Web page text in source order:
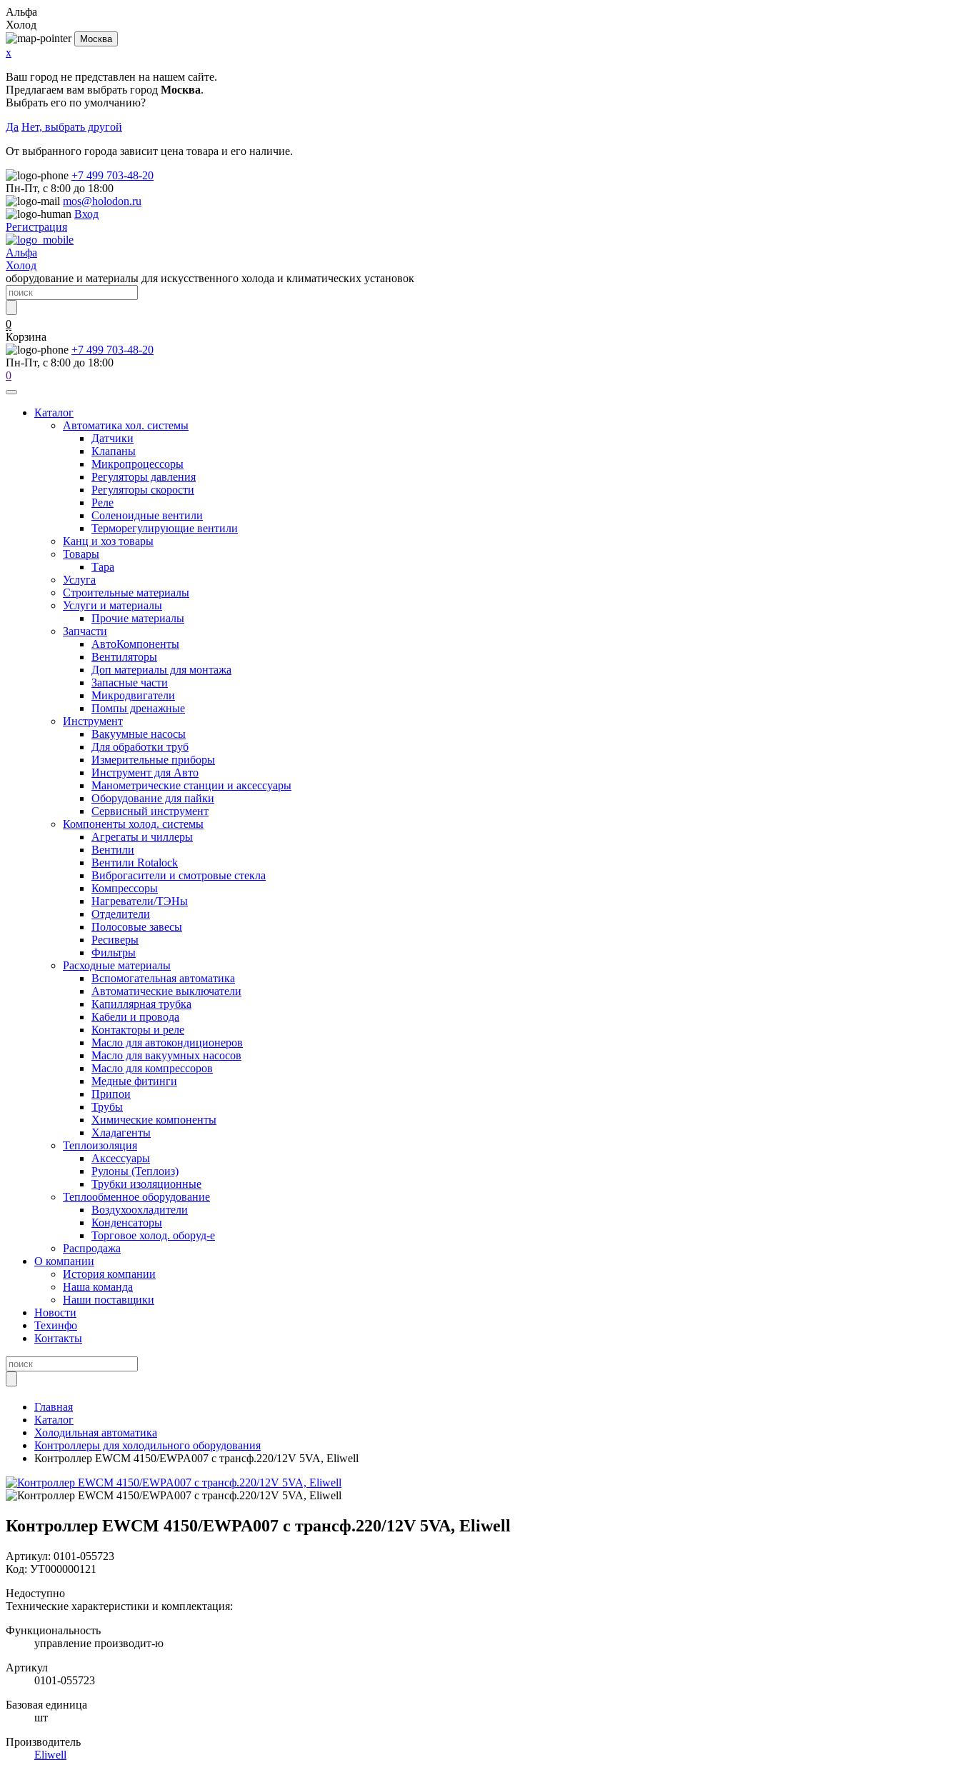
Альфа
Холод
Москва
x
Ваш город не представлен на нашем сайте.
Предлагаем вам выбрать город Москва.
Выбрать его по умолчанию?
Да Нет, выбрать другой
От выбранного города зависит цена товара и его наличие.
+7 499 703-48-20
Пн-Пт, с 8:00 до 18:00
mos@holodon.ru
Вход
Регистрация
Альфа
Холод
оборудование и материалы для искусственного холода и климатических установок
0
Корзина
+7 499 703-48-20
Пн-Пт, с 8:00 до 18:00
0
Каталог
Автоматика хол. системы
Датчики
Клапаны
Микропроцессоры
Регуляторы давления
Регуляторы скорости
Реле
Соленоидные вентили
Терморегулирующие вентили
Канц и хоз товары
Товары
Тара
Услуга
Строительные материалы
Услуги и материалы
Прочие материалы
Запчасти
АвтоКомпоненты
Вентиляторы
Доп материалы для монтажа
Запасные части
Микродвигатели
Помпы дренажные
Инструмент
Вакуумные насосы
Для обработки труб
Измерительные приборы
Инструмент для Авто
Манометрические станции и аксессуары
Оборудование для пайки
Сервисный инструмент
Компоненты холод. системы
Агрегаты и чиллеры
Вентили
Вентили Rotalock
Виброгасители и смотровые стекла
Компрессоры
Нагреватели/ТЭНы
Отделители
Полосовые завесы
Ресиверы
Фильтры
Расходные материалы
Вспомогательная автоматика
Автоматические выключатели
Капиллярная трубка
Кабели и провода
Контакторы и реле
Масло для автокондиционеров
Масло для вакуумных насосов
Масло для компрессоров
Медные фитинги
Припои
Трубы
Химические компоненты
Хладагенты
Теплоизоляция
Аксессуары
Рулоны (Теплоиз)
Трубки изоляционные
Теплообменное оборудование
Воздухоохладители
Конденсаторы
Торговое холод. оборуд-е
Распродажа
О компании
История компании
Наша команда
Наши поставщики
Новости
Техинфо
Контакты
Главная
Каталог
Холодильная автоматика
Контроллеры для холодильного оборудования
Контроллер EWCM 4150/EWPA007 с трансф.220/12V 5VA, Eliwell
Контроллер EWCM 4150/EWPA007 с трансф.220/12V 5VA, Eliwell
Артикул: 0101-055723
Код: УТ000000121
Недоступно
Технические характеристики и комплектация:
Функциональность
управление производит-ю
Артикул
0101-055723
Базовая единица
шт
Производитель
Eliwell